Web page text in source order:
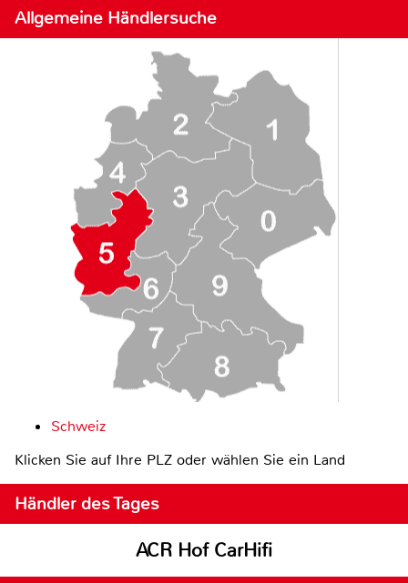
Allgemeine Händlersuche
Schweiz
Klicken Sie auf Ihre PLZ oder wählen Sie ein Land
Händler des Tages
ACR Hof CarHifi